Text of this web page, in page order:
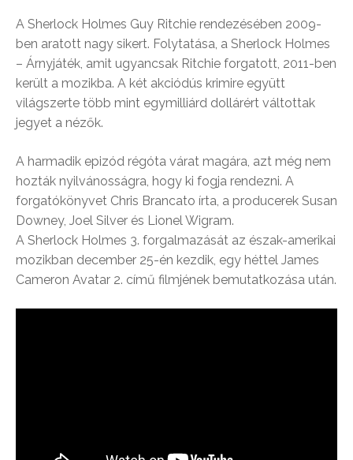
A Sherlock Holmes Guy Ritchie rendezésében 2009-
ben aratott nagy sikert. Folytatása, a Sherlock Holmes
– Árnyjáték, amit ugyancsak Ritchie forgatott, 2011-ben
került a mozikba. A két akciódús krimire együtt
világszerte több mint egymilliárd dollárért váltottak
jegyet a nézők.
A harmadik epizód régóta várat magára, azt még nem
hozták nyilvánosságra, hogy ki fogja rendezni. A
forgatókönyvet Chris Brancato írta, a producerek Susan
Downey, Joel Silver és Lionel Wigram.
A Sherlock Holmes 3. forgalmazását az észak-amerikai
mozikban december 25-én kezdik, egy héttel James
Cameron Avatar 2. című filmjének bemutatkozása után.